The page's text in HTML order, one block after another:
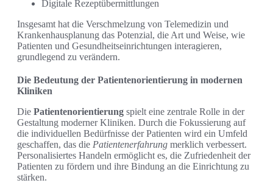
Digitale Rezeptübermittlungen
Insgesamt hat die Verschmelzung von Telemedizin und
Krankenhausplanung das Potenzial, die Art und Weise, wie
Patienten und Gesundheitseinrichtungen interagieren,
grundlegend zu verändern.
Die Bedeutung der Patientenorientierung in modernen
Kliniken
Die Patientenorientierung spielt eine zentrale Rolle in der
Gestaltung moderner Kliniken. Durch die Fokussierung auf
die individuellen Bedürfnisse der Patienten wird ein Umfeld
geschaffen, das die Patientenerfahrung merklich verbessert.
Personalisiertes Handeln ermöglicht es, die Zufriedenheit der
Patienten zu fördern und ihre Bindung an die Einrichtung zu
stärken.